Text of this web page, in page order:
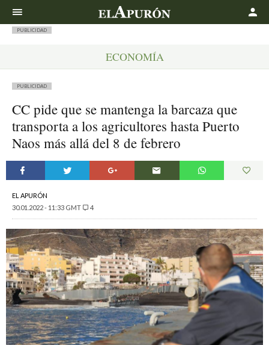
PUBLICIDAD
ECONOMÍA
PUBLICIDAD
CC pide que se mantenga la barcaza que
transporta a los agricultores hasta Puerto
Naos más allá del 8 de febrero
EL APURÓN
30.01.2022 - 11:33 GMT
4